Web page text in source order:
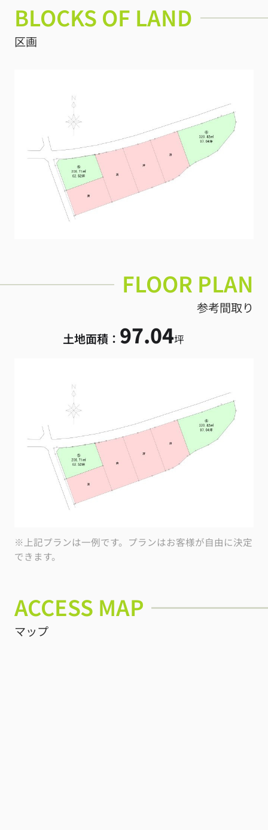
BLOCKS OF LAND
区画
FLOOR PLAN
参考間取り
土地面積： 97.04坪
※上記プランは一例です。プランはお客様が自由に決定
できます。
ACCESS MAP
マップ